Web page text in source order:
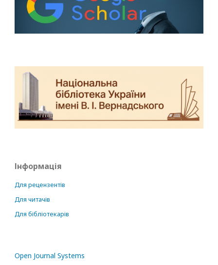
Інформація
Для рецензентів
Для читачів
Для бібліотекарів
Open Journal Systems